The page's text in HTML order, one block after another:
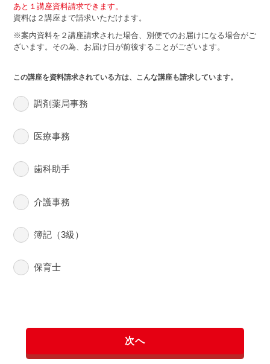
あと１講座資料請求できます。
資料は２講座まで請求いただけます。
※案内資料を２講座請求された場合、別便でのお届けになる場合がご
ざいます。その為、お届け日が前後することがございます。
この講座を資料請求されている方は、こんな講座も請求しています。
調剤薬局事務
医療事務
歯科助手
介護事務
簿記（3級）
保育士
次へ